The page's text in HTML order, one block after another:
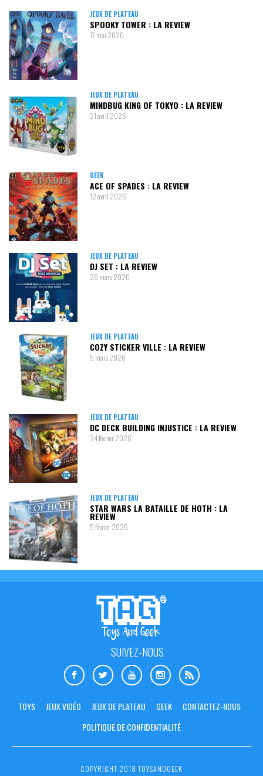
JEUX DE PLATEAU
SPOOKY TOWER : LA REVIEW
17 mai 2026
JEUX DE PLATEAU
MINDBUG KING OF TOKYO : LA REVIEW
21 avril 2026
GEEK
ACE OF SPADES : LA REVIEW
12 avril 2026
JEUX DE PLATEAU
DJ SET : LA REVIEW
26 mars 2026
JEUX DE PLATEAU
COZY STICKER VILLE : LA REVIEW
5 mars 2026
JEUX DE PLATEAU
DC DECK BUILDING INJUSTICE : LA REVIEW
24 février 2026
JEUX DE PLATEAU
STAR WARS LA BATAILLE DE HOTH : LA
REVIEW
5 février 2026
SUIVEZ-NOUS
TOYS JEUX VIDÉO JEUX DE PLATEAU GEEK
CONTACTEZ-NOUS
POLITIQUE DE CONFIDENTIALITÉ
COPYRIGHT 2018 TOYSANDGEEK